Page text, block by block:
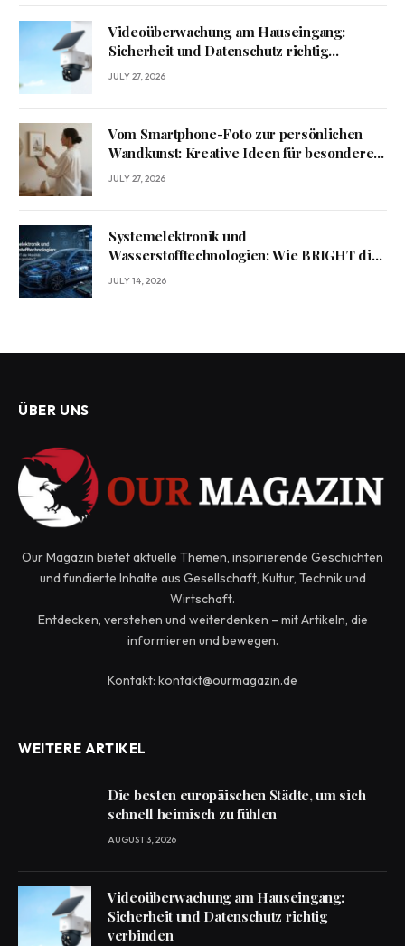
Videoüberwachung am Hauseingang:
Sicherheit und Datenschutz richtig
verbinden
JULY 27, 2026
Vom Smartphone-Foto zur persönlichen
Wandkunst: Kreative Ideen für besondere
Erinnerungen
JULY 27, 2026
Systemelektronik und
Wasserstofftechnologien: Wie BRIGHT die
Mobilität von morgen gestaltet?
JULY 14, 2026
ÜBER UNS
Our Magazin bietet aktuelle Themen, inspirierende Geschichten
und fundierte Inhalte aus Gesellschaft, Kultur, Technik und
Wirtschaft.
Entdecken, verstehen und weiterdenken – mit Artikeln, die
informieren und bewegen.
Kontakt: kontakt@ourmagazin.de
WEITERE ARTIKEL
Die besten europäischen Städte, um sich
schnell heimisch zu fühlen
AUGUST 3, 2026
Videoüberwachung am Hauseingang:
Sicherheit und Datenschutz richtig
verbinden